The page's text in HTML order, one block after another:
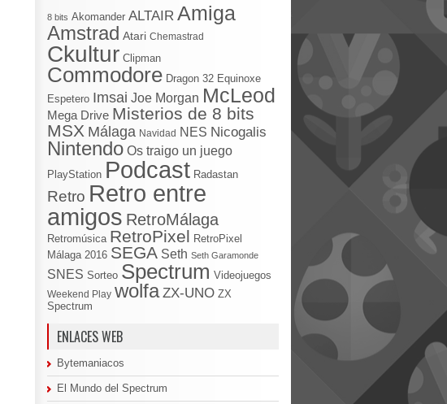
8 bits Akomander ALTAIR Amiga
Amstrad Atari Chemastrad
Ckultur Clipman
Commodore Dragon 32 Equinoxe
Espetero Imsai Joe Morgan McLeod
Mega Drive Misterios de 8 bits
MSX Málaga Navidad NES Nicogalis
Nintendo Os traigo un juego
PlayStation Podcast Radastan
Retro Retro entre
amigos RetroMálaga
Retromúsica RetroPixel RetroPixel
Málaga 2016 SEGA Seth Seth Garamonde
SNES Sorteo Spectrum Videojuegos
Weekend Play wolfa ZX-UNO ZX
Spectrum
ENLACES WEB
Bytemaniacos
El Mundo del Spectrum